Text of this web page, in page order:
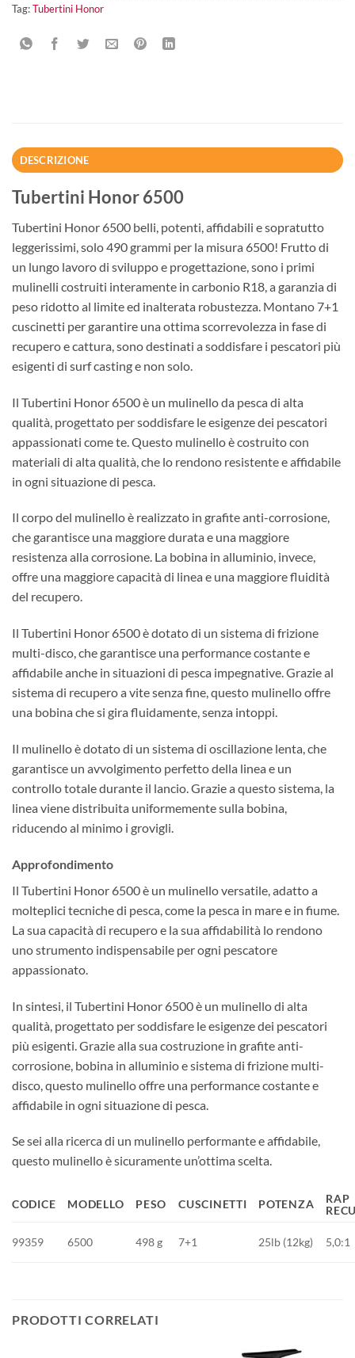
Tag:Tubertini Honor
DESCRIZIONE
Tubertini Honor 6500
Tubertini Honor 6500 belli, potenti, affidabili e sopratutto
leggerissimi, solo 490 grammi per la misura 6500! Frutto di
un lungo lavoro di sviluppo e progettazione, sono i primi
mulinelli costruiti interamente in carbonio R18, a garanzia di
peso ridotto al limite ed inalterata robustezza. Montano 7+1
cuscinetti per garantire una ottima scorrevolezza in fase di
recupero e cattura, sono destinati a soddisfare i pescatori più
esigenti di surf casting e non solo.
Il Tubertini Honor 6500 è un mulinello da pesca di alta
qualità, progettato per soddisfare le esigenze dei pescatori
appassionati come te. Questo mulinello è costruito con
materiali di alta qualità, che lo rendono resistente e affidabile
in ogni situazione di pesca.
Il corpo del mulinello è realizzato in grafite anti-corrosione,
che garantisce una maggiore durata e una maggiore
resistenza alla corrosione. La bobina in alluminio, invece,
offre una maggiore capacità di linea e una maggiore fluidità
del recupero.
Il Tubertini Honor 6500 è dotato di un sistema di frizione
multi-disco, che garantisce una performance costante e
affidabile anche in situazioni di pesca impegnative. Grazie al
sistema di recupero a vite senza fine, questo mulinello offre
una bobina che si gira fluidamente, senza intoppi.
Il mulinello è dotato di un sistema di oscillazione lenta, che
garantisce un avvolgimento perfetto della linea e un
controllo totale durante il lancio. Grazie a questo sistema, la
linea viene distribuita uniformemente sulla bobina,
riducendo al minimo i grovigli.
Approfondimento
Il Tubertini Honor 6500 è un mulinello versatile, adatto a
molteplici tecniche di pesca, come la pesca in mare e in fiume.
La sua capacità di recupero e la sua affidabilità lo rendono
uno strumento indispensabile per ogni pescatore
appassionato.
In sintesi, il Tubertini Honor 6500 è un mulinello di alta
qualità, progettato per soddisfare le esigenze dei pescatori
più esigenti. Grazie alla sua costruzione in grafite anti-
corrosione, bobina in alluminio e sistema di frizione multi-
disco, questo mulinello offre una performance costante e
affidabile in ogni situazione di pesca.
Se sei alla ricerca di un mulinello performante e affidabile,
questo mulinello è sicuramente un’ottima scelta.
CODICE MODELLO PESO CUSCINETTI POTENZA
RAP
99359 6500 498 g 7+1 25lb (12kg) 5,0:1
PRODOTTI CORRELATI